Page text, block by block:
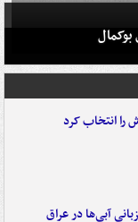
انتخاب کرد